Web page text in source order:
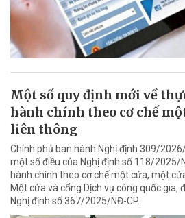
Một số quy định mới về
hành chính theo cơ chế
liên thông
Chính phủ ban hành Nghị định 309/
một số điều của Nghị định số 118/2025/
hành chính theo cơ chế một cửa, một
Một cửa và cổng Dịch vụ công quốc gia,
Nghị định số 367/2025/NĐ-CP.